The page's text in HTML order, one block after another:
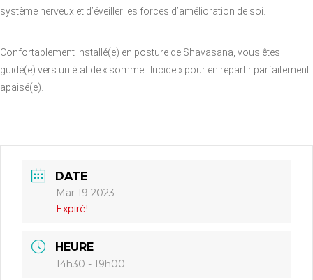
système nerveux et d’éveiller les forces d’amélioration de soi.
Confortablement installé(e) en posture de Shavasana, vous êtes
guidé(e) vers un état de « sommeil lucide » pour en repartir parfaitement
apaisé(e).
DATE
Mar 19 2023
Expiré!
HEURE
14h30 - 19h00